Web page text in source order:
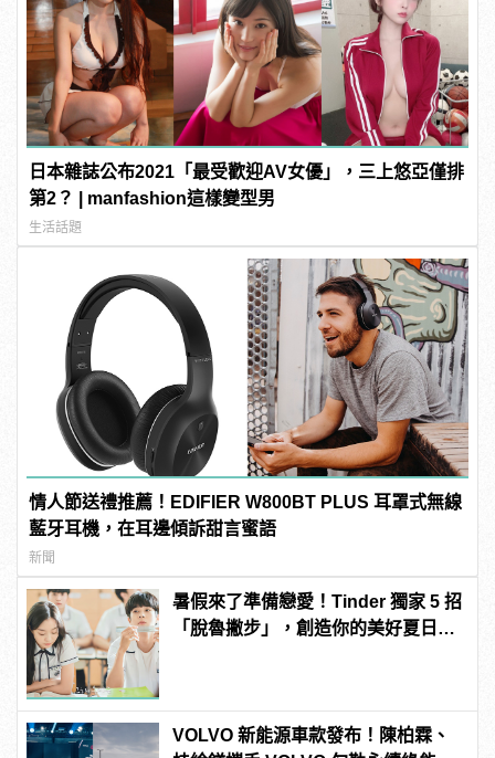
日本雜誌公布2021「最受歡迎AV女優」，三上悠亞僅排
第2？ | manfashion這樣變型男
生活話題
情人節送禮推薦！EDIFIER W800BT PLUS 耳罩式無線
藍牙耳機，在耳邊傾訴甜言蜜語
新聞
暑假來了準備戀愛！Tinder 獨家 5 招
「脫魯撇步」，創造你的美好夏日戀
VOLVO 新能源車款發布！陳柏霖、